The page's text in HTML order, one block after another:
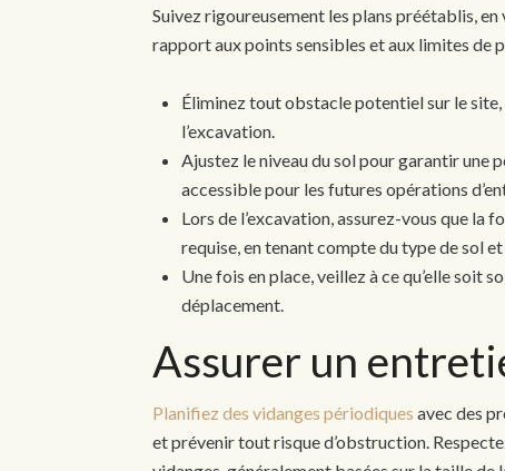
Suivez rigoureusement les plans préétablis,
rapport aux points sensibles et aux limites de
Éliminez tout obstacle potentiel sur le
l’excavation.
Ajustez le niveau du sol pour garantir une
accessible pour les futures opérations
Lors de l’excavation, assurez-vous que
requise, en tenant compte du type de sol
Une fois en place, veillez à ce qu’elle soit
déplacement.
Assurer un
Planifiez des vidanges périodiques avec des
et prévenir tout risque d’obstruction.